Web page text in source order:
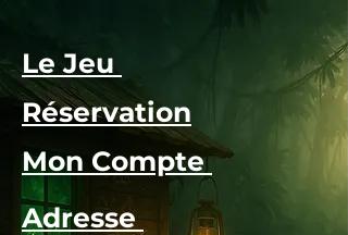
Le Jeu
Réservation
Mon Compte
Adresse